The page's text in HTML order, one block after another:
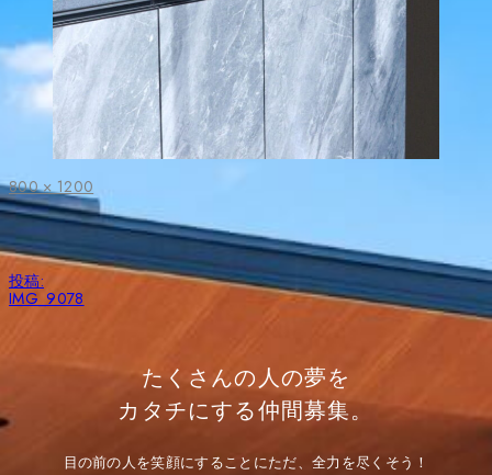
フ
ル
サ
イ
ズ
800 × 1200
投
稿
ナ
ン
投稿:
IMG_9078
たくさんの人の夢を
カタチにする仲間募集。
目の前の人を笑顔にすることにただ、全力を尽くそう！